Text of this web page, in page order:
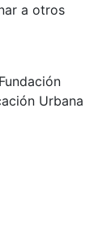
a otros
Urbana